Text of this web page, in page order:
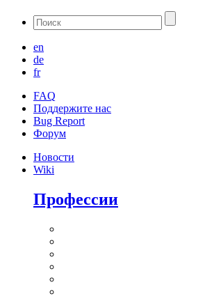
en
de
fr
FAQ
Поддержите нас
Bug Report
Форум
Новости
Wiki
Профессии